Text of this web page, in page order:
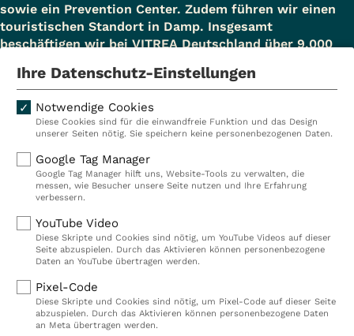
sowie ein Prevention Center. Zudem führen wir einen
touristischen Standort in Damp. Insgesamt
beschäftigen wir bei VITREA Deutschland über 9.000
Kliniken
Ambulant
Reha
Prävention
Karriere
VITREA Deutschland
IMPRESSUM
HINWEISGEBERSYSTEM
AUFSICHTSBEHÖRDEN
Ihre Datenschutz-Einstellungen
Notwendige Cookies
Diese Cookies sind für die einwandfreie Funktion und das Design
unserer Seiten nötig. Sie speichern keine personenbezogenen Daten.
Google Tag Manager
Google Tag Manager hilft uns, Website-Tools zu verwalten, die
messen, wie Besucher unsere Seite nutzen und Ihre Erfahrung
verbessern.
YouTube Video
Diese Skripte und Cookies sind nötig, um YouTube Videos auf dieser
Seite abzuspielen. Durch das Aktivieren können personenbezogene
Daten an YouTube übertragen werden.
Pixel-Code
Diese Skripte und Cookies sind nötig, um Pixel-Code auf dieser Seite
abzuspielen. Durch das Aktivieren können personenbezogene Daten
an Meta übertragen werden.